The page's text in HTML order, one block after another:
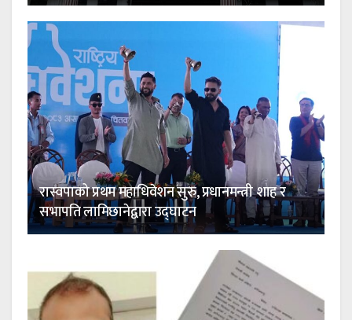
रास्वपाको प्रथम महाधिवेशन सुरु, प्रधानमन्त्री शाह र
सभापति लामिछानेद्वारा उद्घाटन